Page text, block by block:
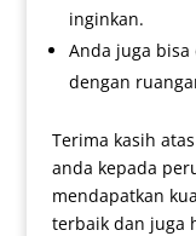
inginkan.
Anda juga
dengan
Terima kasih
anda kepada
mendapatkan
terbaik dan juga